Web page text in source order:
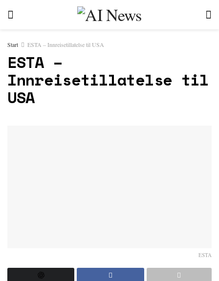
Start ESTA – Innreisetillatelse til USA
ESTA –
Innreisetillatelse til
USA
ESTA